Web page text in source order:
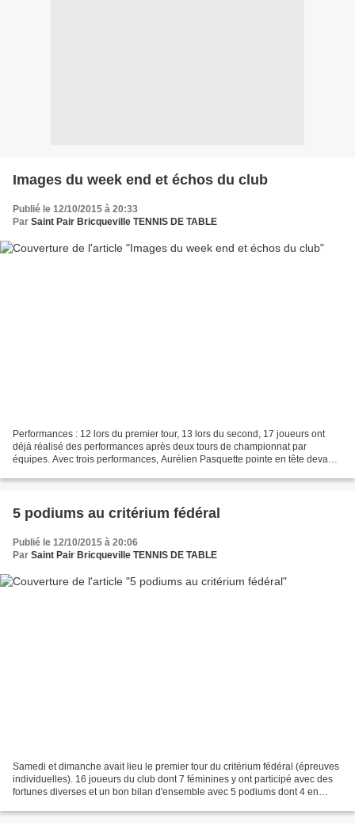
Images du week end et échos du club
Publié le 12/10/2015 à 20:33
Par Saint Pair Bricqueville TENNIS DE TABLE
Performances : 12 lors du premier tour, 13 lors du second, 17 joueurs ont
déjà réalisé des performances après deux tours de championnat par
équipes. Avec trois performances, Aurélien Pasquette pointe en tête devant
5 podiums au critérium fédéral
Publié le 12/10/2015 à 20:06
Par Saint Pair Bricqueville TENNIS DE TABLE
Samedi et dimanche avait lieu le premier tour du critérium fédéral (épreuves
individuelles). 16 joueurs du club dont 7 féminines y ont participé avec des
fortunes diverses et un bon bilan d'ensemble avec 5 podiums dont 4 en